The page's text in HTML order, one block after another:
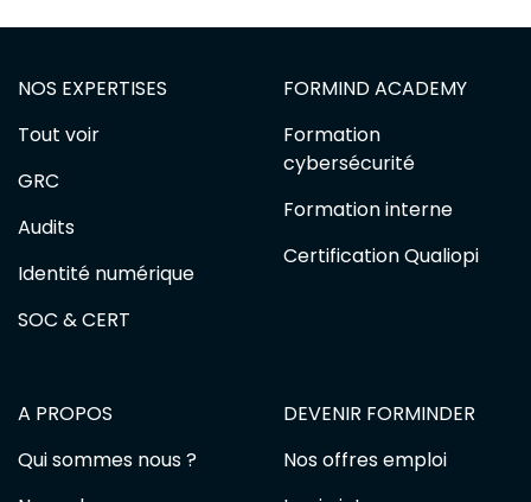
NOS EXPERTISES
Tout voir
GRC
Audits
Identité numérique
SOC & CERT
FORMIND ACADEMY
Formation
cybersécurité
Formation interne
Certification Qualiopi
A PROPOS
Qui sommes nous ?
DEVENIR FORMINDER
Nos offres emploi